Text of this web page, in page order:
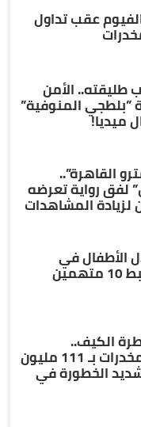
عقب تداول
طليقته.. الأمن
المنوفية”
ميديا!
القاهرة”..
لفق رواية تعرضه
المشاهدات
الأطفال في
التسول بالقاهرة.. ضبط 10 متهمين
الكيف..
الداخلية تُحبط ترويج مخدرات بـ 111 مليون
الخطورة في